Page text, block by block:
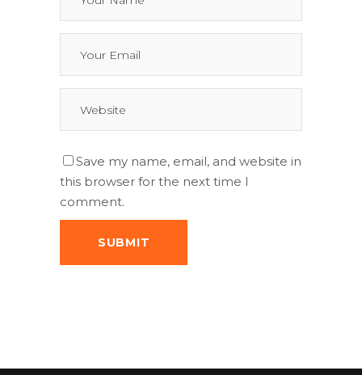
Save my name, email, and website in
this browser for the next time I
comment.